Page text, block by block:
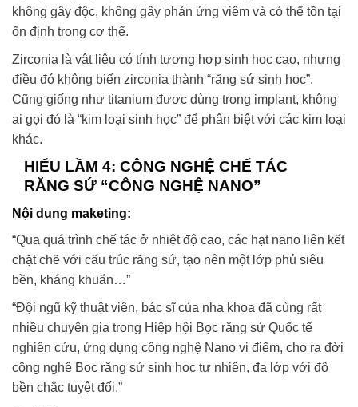
không gây độc, không gây phản ứng viêm và có thể tồn tại
ổn định trong cơ thể.
Zirconia là vật liệu có tính tương hợp sinh học cao, nhưng
điều đó không biến zirconia thành “răng sứ sinh học”.
Cũng giống như titanium được dùng trong implant, không
ai gọi đó là “kim loại sinh học” để phân biệt với các kim loại
khác.
HIỂU LẦM 4: CÔNG NGHỆ CHẾ TÁC
RĂNG SỨ “CÔNG NGHỆ NANO”
Nội dung maketing:
“Qua quá trình chế tác ở nhiệt độ cao, các hạt nano liên kết
chặt chẽ với cấu trúc răng sứ, tạo nên một lớp phủ siêu
bền, kháng khuẩn…”
“Đội ngũ kỹ thuật viên, bác sĩ của nha khoa đã cùng rất
nhiều chuyên gia trong Hiệp hội Bọc răng sứ Quốc tế
nghiên cứu, ứng dụng công nghệ Nano vi điểm, cho ra đời
công nghệ Bọc răng sứ sinh học tự nhiên, đa lớp với độ
bền chắc tuyệt đối.”